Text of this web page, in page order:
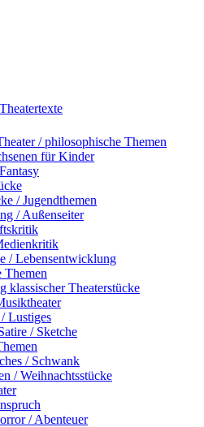
/ philosophische Themen
für Kinder
/ Jugendthemen
/ Außenseiter
/ Lebensentwicklung
Themen
klassischer Theaterstücke
Lustiges
/ Sketche
/ Schwank
/ Weihnachtsstücke
/ Abenteuer